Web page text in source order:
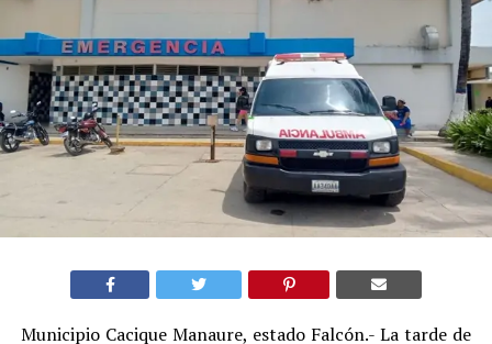
Municipio Cacique Manaure, estado Falcón.- La tarde de